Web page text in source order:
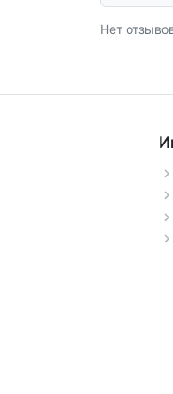
Нет